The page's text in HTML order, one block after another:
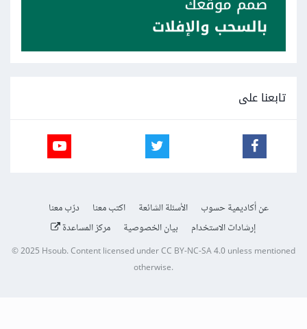
تابعنا على
عن أكاديمية حسوب الأسئلة الشائعة اكتب معنا
درّب معنا
إرشادات الاستخدام
بيان الخصوصية مركز المساعدة
© 2025 Hsoub.Content licensed underCC BY-NC-SA 4.0unless mentioned
otherwise.